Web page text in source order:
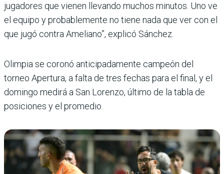
jugadores que vienen llevando muchos minutos. Uno ve
el equipo y probablemente no tiene nada que ver con el
que jugó contra Ameliano”, explicó Sánchez.
Olimpia se coronó antici­padamente campeón del
torneo Apertura, a falta de tres fechas para el final, y el
domingo medirá a San Lorenzo, último de la tabla de
posiciones y el promedio.